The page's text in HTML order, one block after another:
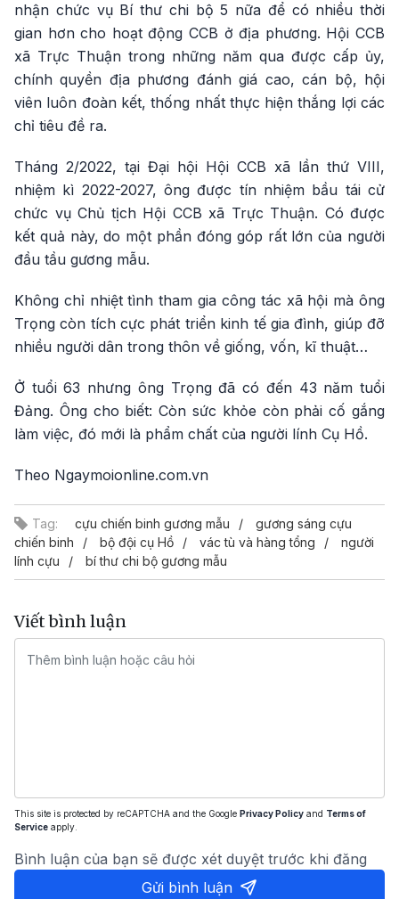
nhận chức vụ Bí thư chi bộ 5 nữa để có nhiều thời
gian hơn cho hoạt động CCB ở địa phương. Hội CCB
xã Trực Thuận trong những năm qua được cấp ủy,
chính quyền địa phương đánh giá cao, cán bộ, hội
viên luôn đoàn kết, thống nhất thực hiện thắng lợi các
chỉ tiêu đề ra.
Tháng 2/2022, tại Đại hội Hội CCB xã lần thứ VIII,
nhiệm kì 2022-2027, ông được tín nhiệm bầu tái cử
chức vụ Chủ tịch Hội CCB xã Trực Thuận. Có được
kết quả này, do một phần đóng góp rất lớn của người
đầu tầu gương mẫu.
Không chỉ nhiệt tình tham gia công tác xã hội mà ông
Trọng còn tích cực phát triển kinh tế gia đình, giúp đỡ
nhiều người dân trong thôn về giống, vốn, kĩ thuật…
Ở tuổi 63 nhưng ông Trọng đã có đến 43 năm tuổi
Đảng. Ông cho biết: Còn sức khỏe còn phải cố gắng
làm việc, đó mới là phẩm chất của người lính Cụ Hồ.
Theo Ngaymoionline.com.vn
Tag: cựu chiến binh gương mẫu
gương sáng cựu
chiến binh
bộ đội cụ Hồ vác tù và hàng tổng
người
lính cựu
bí thư chi bộ gương mẫu
Viết bình luận
This site is protected by reCAPTCHA and the Google Privacy Policy and Terms of
Service apply.
Bình luận của bạn sẽ được xét duyệt trước khi đăng
Gửi bình luận